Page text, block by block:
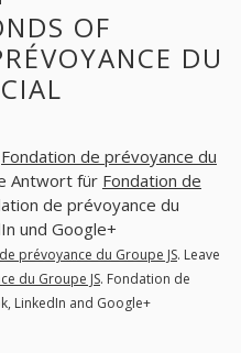
OF
DU
Fondation de prévoyance du
Antwort für Fondation de
de prévoyance du
und Google+
prévoyance du Groupe JS. Leave
du Groupe JS. Fondation de
LinkedIn and Google+